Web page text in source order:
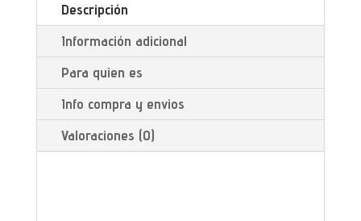
Descripción
Información adicional
Para quien es
Info compra y envios
Valoraciones (0)